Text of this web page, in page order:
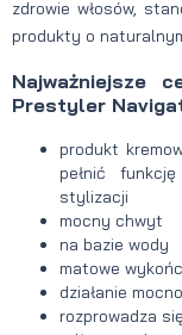
zdrowie włosów,
produkty o
Najważniejsze
Prestyler
produkt
pełnić
stylizacji
mocny chwyt
na bazie wody
matowe
działanie
rozprowadza